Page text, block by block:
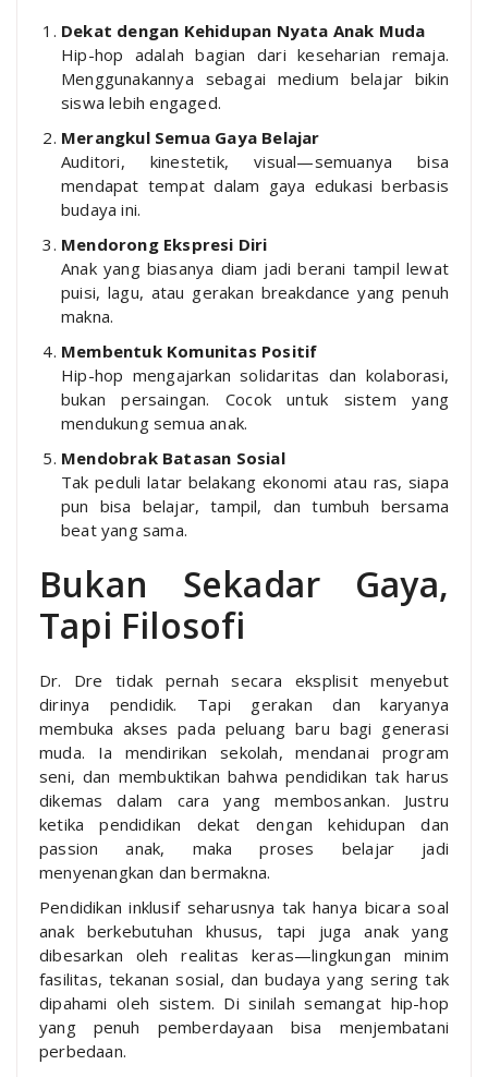
Dekat dengan Kehidupan Nyata Anak Muda
Hip-hop adalah bagian dari keseharian remaja.
Menggunakannya sebagai medium belajar bikin
siswa lebih engaged.
Merangkul Semua Gaya Belajar
Auditori, kinestetik, visual—semuanya bisa
mendapat tempat dalam gaya edukasi berbasis
budaya ini.
Mendorong Ekspresi Diri
Anak yang biasanya diam jadi berani tampil lewat
puisi, lagu, atau gerakan breakdance yang penuh
makna.
Membentuk Komunitas Positif
Hip-hop mengajarkan solidaritas dan kolaborasi,
bukan persaingan. Cocok untuk sistem yang
mendukung semua anak.
Mendobrak Batasan Sosial
Tak peduli latar belakang ekonomi atau ras, siapa
pun bisa belajar, tampil, dan tumbuh bersama
beat yang sama.
Bukan Sekadar Gaya,
Tapi Filosofi
Dr. Dre tidak pernah secara eksplisit menyebut
dirinya pendidik. Tapi gerakan dan karyanya
membuka akses pada peluang baru bagi generasi
muda. Ia mendirikan sekolah, mendanai program
seni, dan membuktikan bahwa pendidikan tak harus
dikemas dalam cara yang membosankan. Justru
ketika pendidikan dekat dengan kehidupan dan
passion anak, maka proses belajar jadi
menyenangkan dan bermakna.
Pendidikan inklusif seharusnya tak hanya bicara soal
anak berkebutuhan khusus, tapi juga anak yang
dibesarkan oleh realitas keras—lingkungan minim
fasilitas, tekanan sosial, dan budaya yang sering tak
dipahami oleh sistem. Di sinilah semangat hip-hop
yang penuh pemberdayaan bisa menjembatani
perbedaan.